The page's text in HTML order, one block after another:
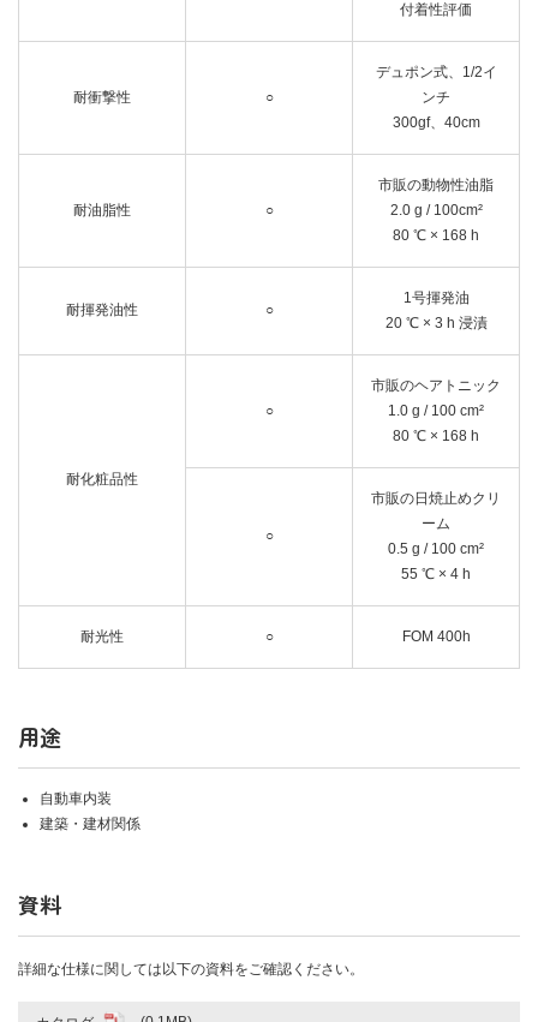
付着性評価
耐衝撃性 ○
デュポン式、1/2イ
ンチ
300gf、40cm
耐油脂性 ○
市販の動物性油脂
2.0 g / 100cm²
80 ℃ × 168 h
耐揮発油性 ○
1号揮発油
20 ℃ × 3 h 浸漬
耐化粧品性
○
市販のヘアトニック
1.0 g / 100 cm²
80 ℃ × 168 h
○
市販の日焼止めクリ
ーム
0.5 g / 100 cm²
55 ℃ × 4 h
耐光性 ○ FOM 400h
用途
自動車内装
建築・建材関係
資料
詳細な仕様に関しては以下の資料をご確認ください。